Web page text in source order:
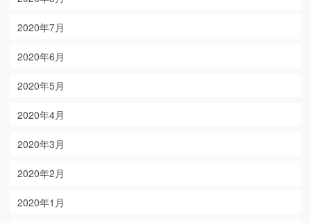
2020年7月
2020年6月
2020年5月
2020年4月
2020年3月
2020年2月
2020年1月